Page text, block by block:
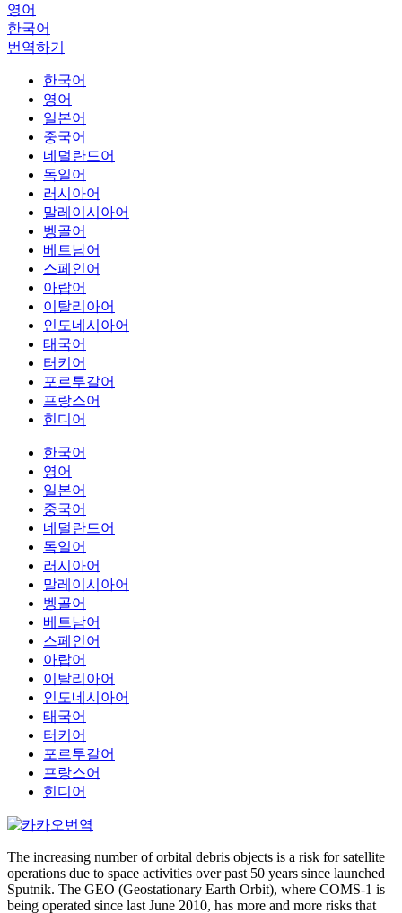
영어
한국어
번역하기
한국어
영어
일본어
중국어
네덜란드어
독일어
러시아어
말레이시아어
벵골어
베트남어
스페인어
아랍어
이탈리아어
인도네시아어
태국어
터키어
포르투갈어
프랑스어
힌디어
한국어
영어
일본어
중국어
네덜란드어
독일어
러시아어
말레이시아어
벵골어
베트남어
스페인어
아랍어
이탈리아어
인도네시아어
태국어
터키어
포르투갈어
프랑스어
힌디어
The increasing number of orbital debris objects is a risk for satellite
operations due to space activities over past 50 years since launched
Sputnik. The GEO (Geostationary Earth Orbit), where COMS-1 is
being operated since last June 2010, has more and more risks that